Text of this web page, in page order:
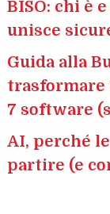
BISO: chi è
unisce
Guida alla
7 software
AI, perché
partire (e